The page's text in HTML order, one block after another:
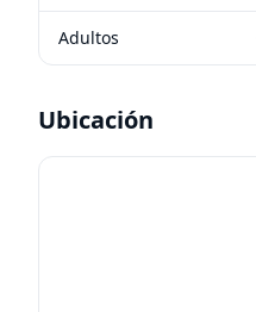
Adultos
Ubicación